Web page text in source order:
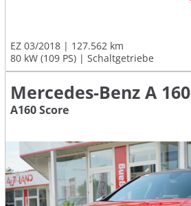
EZ 03/2018
127.562 km
80 kW (109 PS)
Schaltgetriebe
Mercedes-Benz A 160
A160 Score